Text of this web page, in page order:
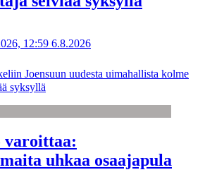
12:59 6.8.2026
Joensuun uudesta uimahallista kolme
syksyllä
varoittaa:
uhkaa osaajapula